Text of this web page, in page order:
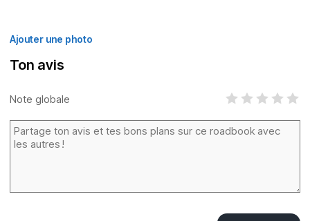
Ajouter une photo
Ton avis
Note globale